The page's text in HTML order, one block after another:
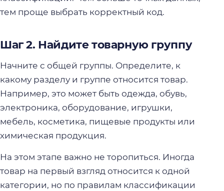
тем проще выбрать корректный код.
Шаг 2. Найдите товарную группу
Начните с общей группы. Определите, к
какому разделу и группе относится товар.
Например, это может быть одежда, обувь,
электроника, оборудование, игрушки,
мебель, косметика, пищевые продукты или
химическая продукция.
На этом этапе важно не торопиться. Иногда
товар на первый взгляд относится к одной
категории, но по правилам классификации